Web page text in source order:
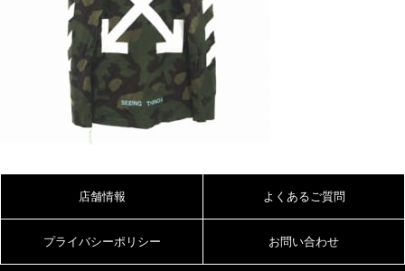
店舗情報 よくあるご質問
プライバシーポリシー お問い合わせ